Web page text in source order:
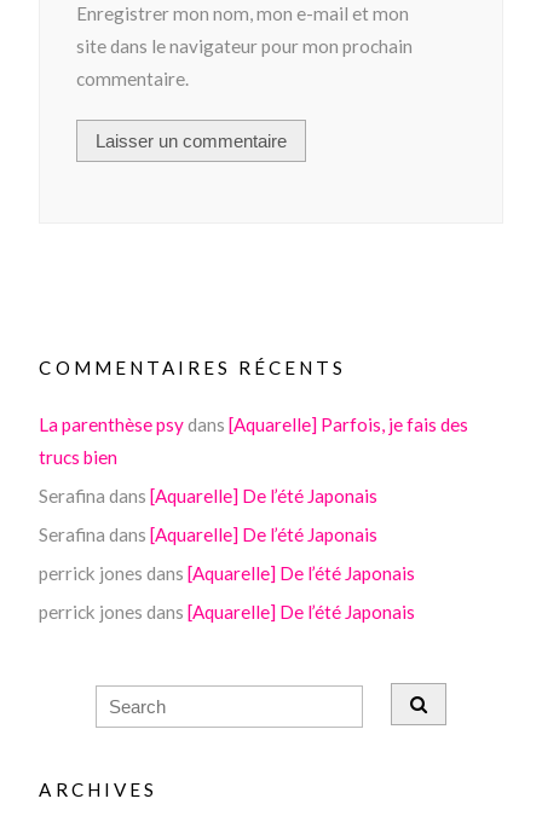
Enregistrer mon nom, mon e-mail et mon
site dans le navigateur pour mon prochain
commentaire.
COMMENTAIRES RÉCENTS
La parenthèse psydans[Aquarelle] Parfois, je fais des
trucs bien
Serafina dans[Aquarelle] De l’été Japonais
Serafina dans[Aquarelle] De l’été Japonais
perrick jones dans[Aquarelle] De l’été Japonais
perrick jones dans[Aquarelle] De l’été Japonais
ARCHIVES